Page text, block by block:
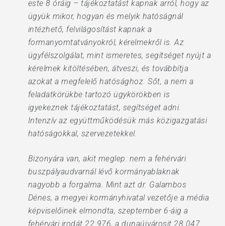
este 8 óráig – tájékoztatást kapnak arról, hogy az
ügyük mikor, hogyan és melyik hatóságnál
intézhető, felvilágosítást kapnak a
formanyomtatványokról, kérelmekről is. Az
ügyfélszolgálat, mint ismeretes, segítséget nyújt a
kérelmek kitöltésében, átveszi, és továbbítja
azokat a megfelelő hatósághoz. Sőt, a nem a
feladatkörükbe tartozó ügykörökben is
igyekeznek tájékoztatást, segítséget adni.
Intenzív az együttműködésük más közigazgatási
hatóságokkal, szervezetekkel.
Bizonyára van, akit meglep: nem a fehérvári
buszpályaudvarnál lévő kormányablaknak
nagyobb a forgalma. Mint azt dr. Galambos
Dénes, a megyei kormányhivatal vezetője a média
képviselőinek elmondta, szeptember 6-áig a
fehérvári irodát 22.976, a dunaújvárosit 28.047